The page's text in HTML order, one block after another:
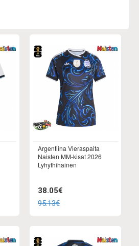
Argentiina Vieraspaita
Naisten MM-kisat 2026
Lyhythihainen
38.05€
95.13€